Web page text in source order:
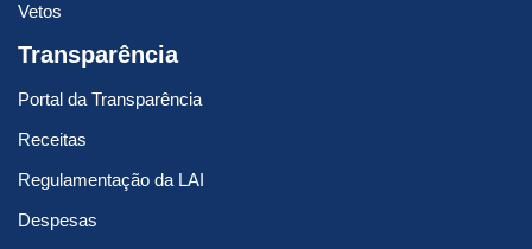
Vetos
Transparência
Portal da Transparência
Receitas
Regulamentação da LAI
Despesas